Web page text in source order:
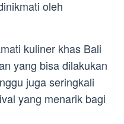
oleh
kuliner khas Bali
yang bisa dilakukan
juga seringkali
yang menarik bagi